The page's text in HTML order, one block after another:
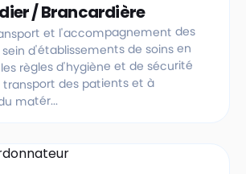
/ Brancardière
et l'accompagnement des
d'établissements de soins en
règles d'hygiène et de sécurité
transport des patients et à
matér...